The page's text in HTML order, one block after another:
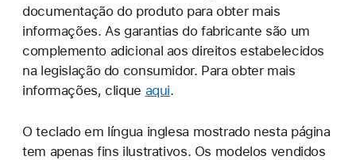
documentação do produto para obter mais
informações. As garantias do fabricante são um
complemento adicional aos direitos estabelecidos
na legislação do consumidor. Para obter mais
informações, clique aqui.
O teclado em língua inglesa mostrado nesta página
tem apenas fins ilustrativos. Os modelos vendidos